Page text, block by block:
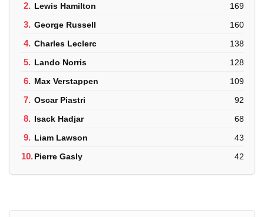
2. Lewis Hamilton 169
3. George Russell 160
4. Charles Leclerc 138
5. Lando Norris 128
6. Max Verstappen 109
7. Oscar Piastri 92
8. Isack Hadjar 68
9. Liam Lawson 43
10.Pierre Gasly 42